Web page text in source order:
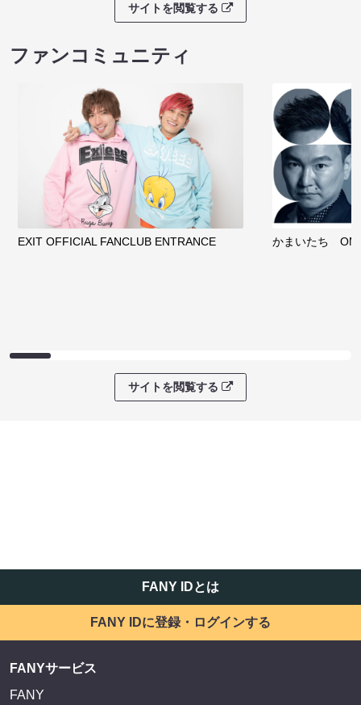
サイトを閲覧する
ファンコミュニティ
EXIT OFFICIAL FANCLUB ENTRANCE かまいたち
サイトを閲覧する
FANY IDとは
FANY IDに登録・ログインする
FANYサービス
FANY